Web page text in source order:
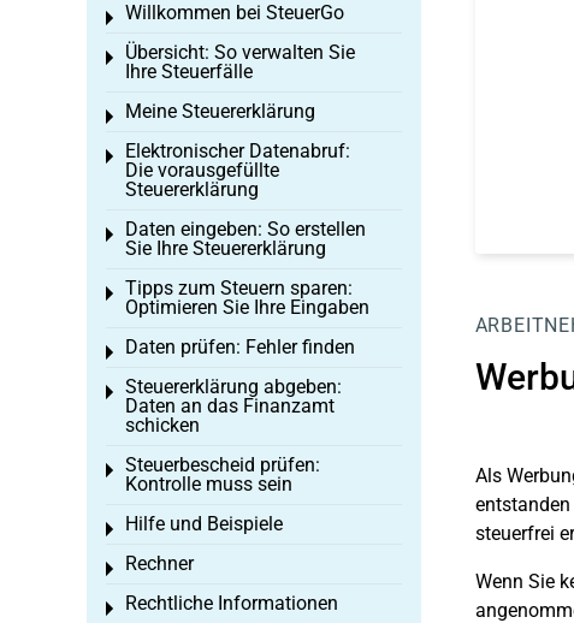
Als
steuerfrei
Wenn Sie
Willkommen bei SteuerGo
Toggle menu
Übersicht: So verwalten Sie
Ihre Steuerfälle
Toggle menu
Meine Steuererklärung
Toggle menu
Elektronischer Datenabruf:
Die vorausgefüllte
Steuererklärung
Toggle menu
Daten eingeben: So erstellen
Sie Ihre Steuererklärung
Toggle menu
Tipps zum Steuern sparen:
Optimieren Sie Ihre Eingaben
Toggle menu
Daten prüfen: Fehler finden
Toggle menu
Steuererklärung abgeben:
Daten an das Finanzamt
schicken
Toggle menu
Steuerbescheid prüfen:
Kontrolle muss sein
Toggle menu
Hilfe und Beispiele
Toggle menu
Rechner
Toggle menu
Rechtliche Informationen
Toggle menu